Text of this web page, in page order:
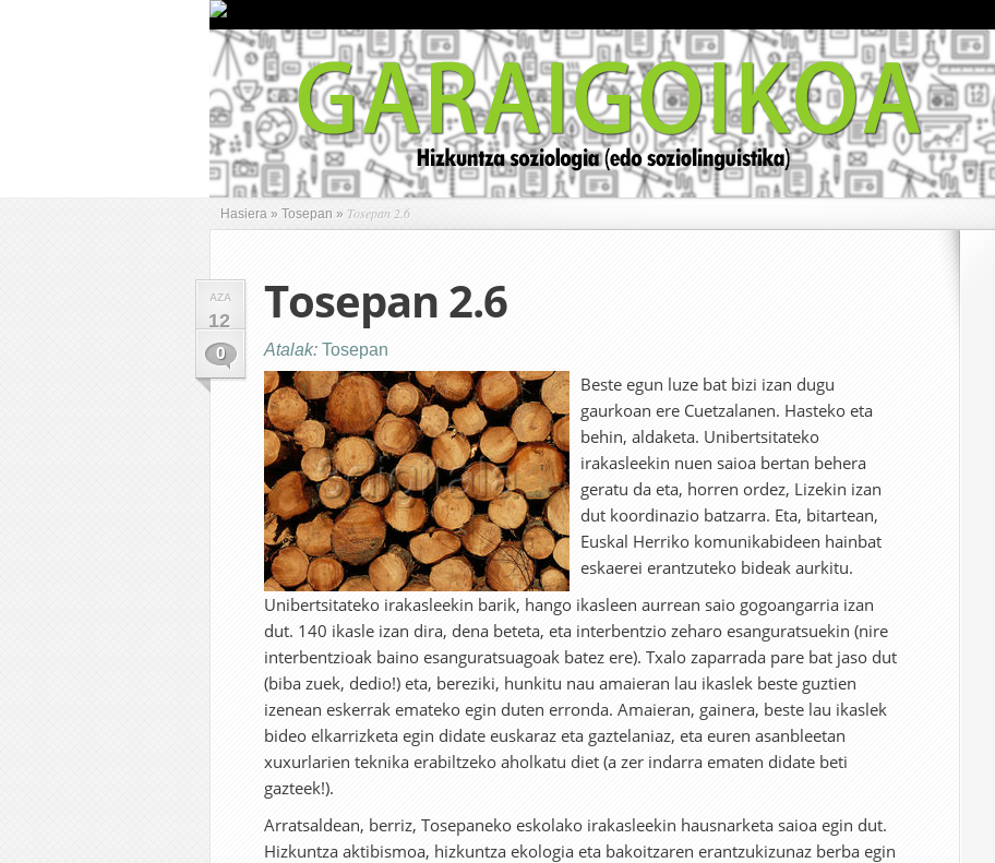
Hasiera » Tosepan » Tosepan 2.6
AZA
12
0
Tosepan 2.6
Atalak: Tosepan
Beste egun luze bat bizi izan dugu
gaurkoan ere Cuetzalanen. Hasteko eta
behin, aldaketa. Unibertsitateko
irakasleekin nuen saioa bertan behera
geratu da eta, horren ordez, Lizekin izan
dut koordinazio batzarra. Eta, bitartean,
Euskal Herriko komunikabideen hainbat
eskaerei erantzuteko bideak aurkitu.
Unibertsitateko irakasleekin barik, hango ikasleen aurrean saio gogoangarria izan
dut. 140 ikasle izan dira, dena beteta, eta interbentzio zeharo esanguratsuekin (nire
interbentzioak baino esanguratsuagoak batez ere). Txalo zaparrada pare bat jaso dut
(biba zuek, dedio!) eta, bereziki, hunkitu nau amaieran lau ikaslek beste guztien
izenean eskerrak emateko egin duten erronda. Amaieran, gainera, beste lau ikaslek
bideo elkarrizketa egin didate euskaraz eta gaztelaniaz, eta euren asanbleetan
xuxurlarien teknika erabiltzeko aholkatu diet (a zer indarra ematen didate beti
gazteek!).
Arratsaldean, berriz, Tosepaneko eskolako irakasleekin hausnarketa saioa egin dut.
Hizkuntza aktibismoa, hizkuntza ekologia eta bakoitzaren erantzukizunaz berba egin